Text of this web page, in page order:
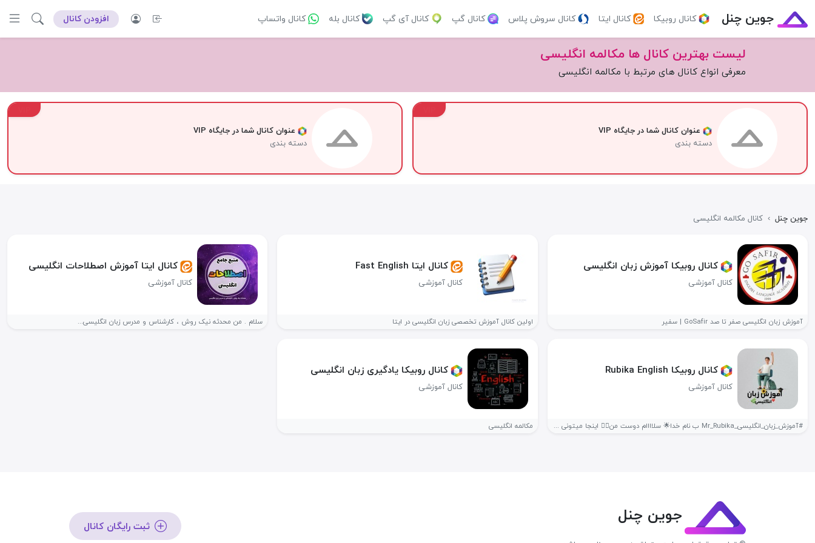
جوین چنل کانال روبیکا کانال ایتا کانال سروش پلاس کانال گپ کانال آی گپ کانال بله کانال واتساپ افزودن کانال
لیست بهترین کانال ها مکالمه انگلیسی
معرفی انواع کانال های مرتبط با مکالمه انگلیسی
عنوان کانال شما در جایگاه VIP
دسته بندی
عنوان کانال شما در جایگاه VIP
دسته بندی
جوین چنل › کانال مکالمه انگلیسی
کانال روبیکا آموزش زبان انگلیسی
کانال آموزشی
آموزش زبان انگلیسی صفر تا صد GoSafir | سفیر
کانال ایتا Fast English
کانال آموزشی
اولین کانال آموزش تخصصی زبان انگلیسی در ایتا
کانال ایتا آموزش اصطلاحات انگلیسی
کانال آموزشی
سلام . من محدثه نیک روش ، کارشناس و مدرس زبان انگلیسی...
کانال روبیکا ‍Rubika English ‍
کانال آموزشی
#آموزش_زبان_انگلیسی_Mr_Rubika ب نام خدا🌟 سلاااام دوست من🙋‍♀️ اینجا میتونی روزانه #لغات📔جدید یاد...
کانال روبیکا یادگیری زبان انگلیسی
کانال آموزشی
مکالمه انگلیسی
جوین چنل
ثبت رایگان کانال